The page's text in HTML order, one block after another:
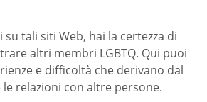
tali siti Web, hai la certezza di
altri membri LGBTQ. Qui puoi
e difficoltà che derivano dal
le relazioni con altre persone.